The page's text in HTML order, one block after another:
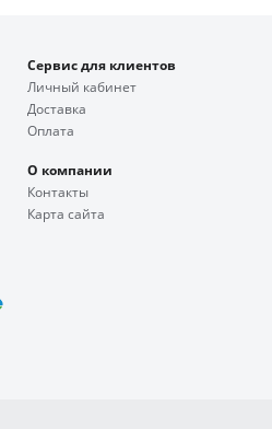
Сервис для клиентов
Личный кабинет
Доставка
Оплата
О компании
Контакты
Карта сайта